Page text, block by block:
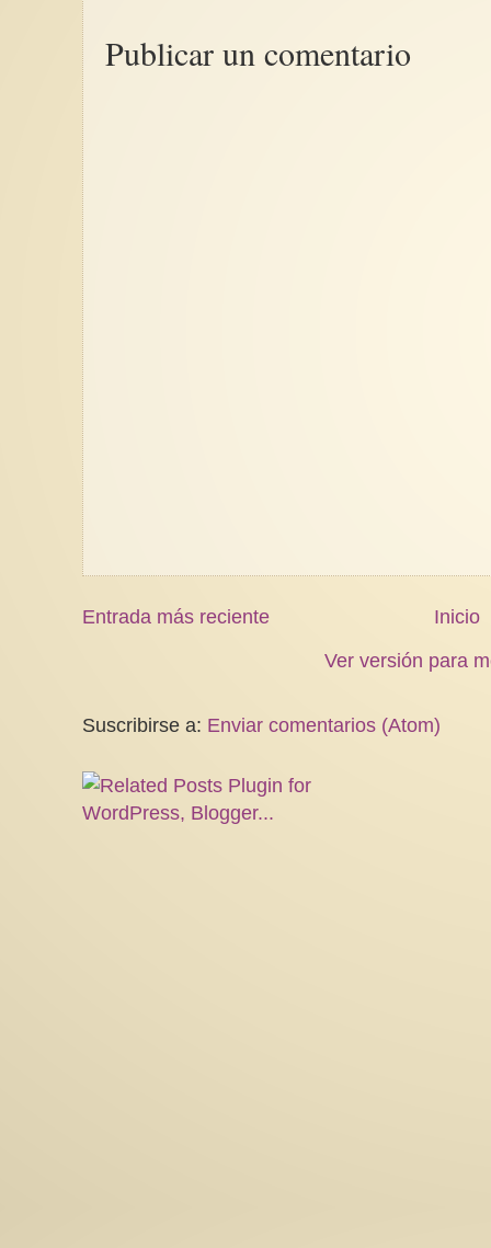
Publicar un comentario
Entrada más reciente
Inicio
Ver versión para
Suscribirse a: Enviar comentarios (Atom)